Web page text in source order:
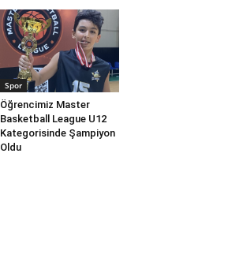
Spor
Öğrencimiz Master
Basketball League U12
Kategorisinde Şampiyon
Oldu